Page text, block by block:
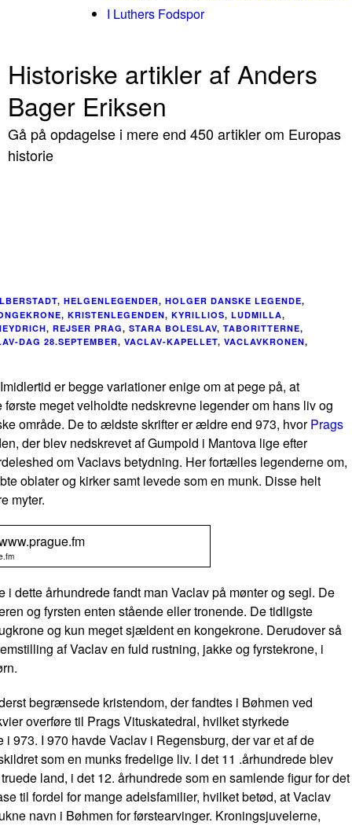
I Luthers Fodspor
Historiske artikler af Anders
Bager Eriksen
Gå på opdagelse i mere end 450 artikler om Europas
historie
, HELGENLEGENDER, HOLGER DANSKE LEGENDE,
, KRISTENLEGENDEN, KYRILLIOS, LUDMILLA,
, REJSER PRAG, STARA BOLESLAV, TABORITTERNE,
DAG 28.SEPTEMBER, VACLAV-KAPELLET, VACLAVKRONEN,
er begge variationer enige om at pege på, at
meget velholdte nedskrevne legender om hans liv og
område. De to ældste skrifter er ældre end 973, hvorPrags
, der blev nedskrevet af Gumpold i Mantova lige efter
om Vaclavs betydning. Her fortælles legenderne om,
oblater og kirker samt levede som en munk. Disse helt
myter.
dette århundrede fandt man Vaclav på mønter og segl. De
og fyrsten enten stående eller tronende. De tidligste
og kun meget sjældent en kongekrone. Derudover så
af Vaclav en fuld rustning, jakke og fyrstekrone, i
begrænsede kristendom, der fandtes i Bøhmen ved
overføre til Prags Vituskatedral, hvilket styrkede
973. I 970 havde Vaclav i Regensburg, der var et af de
som en munks fredelige liv. I det 11 .århundrede blev
land, i det 12. århundrede som en samlende figur for det
til fordel for mange adelsfamilier, hvilket betød, at Vaclav
navn i Bøhmen for førstearvinger. Kroningsjuvelerne,